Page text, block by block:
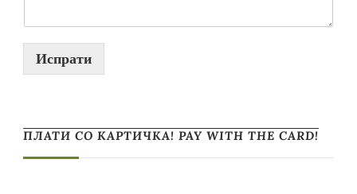
Испрати
ПЛАТИ СО КАРТИЧКА! PAY WITH THE CARD!